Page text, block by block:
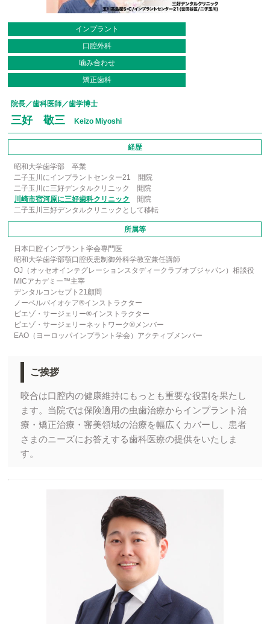
インプラント
口腔外科
噛み合わせ
矯正歯科
院長／歯科医師／歯学博士
三好 敬三 Keizo Miyoshi
経歴
昭和大学歯学部 卒業
二子玉川にインプラントセンター21 開院
二子玉川に三好デンタルクリニック 開院
川崎市宿河原に三好歯科クリニック
開院
二子玉川三好デンタルクリニックとして移転
所属等
日本口腔インプラント学会専門医
昭和大学歯学部顎口腔疾患制御外科学教室兼任講師
OJ（オッセオインテグレーションスタディークラブオブジャパン）相談役
MICアカデミー™主宰
デンタルコンセプト21顧問
ノーベルバイオケア®インストラクター
ピエゾ・サージェリー®インストラクター
ピエゾ・サージェリーネットワーク®メンバー
EAO（ヨーロッパインプラント学会）アクティブメンバー
ご挨拶
咬合は口腔内の健康維持にもっとも重要な役割を果たし
ます。当院では保険適用の虫歯治療からインプラント治
療・矯正治療・審美領域の治療を幅広くカバーし、患者
さまのニーズにお答えする歯科医療の提供をいたしま
す。